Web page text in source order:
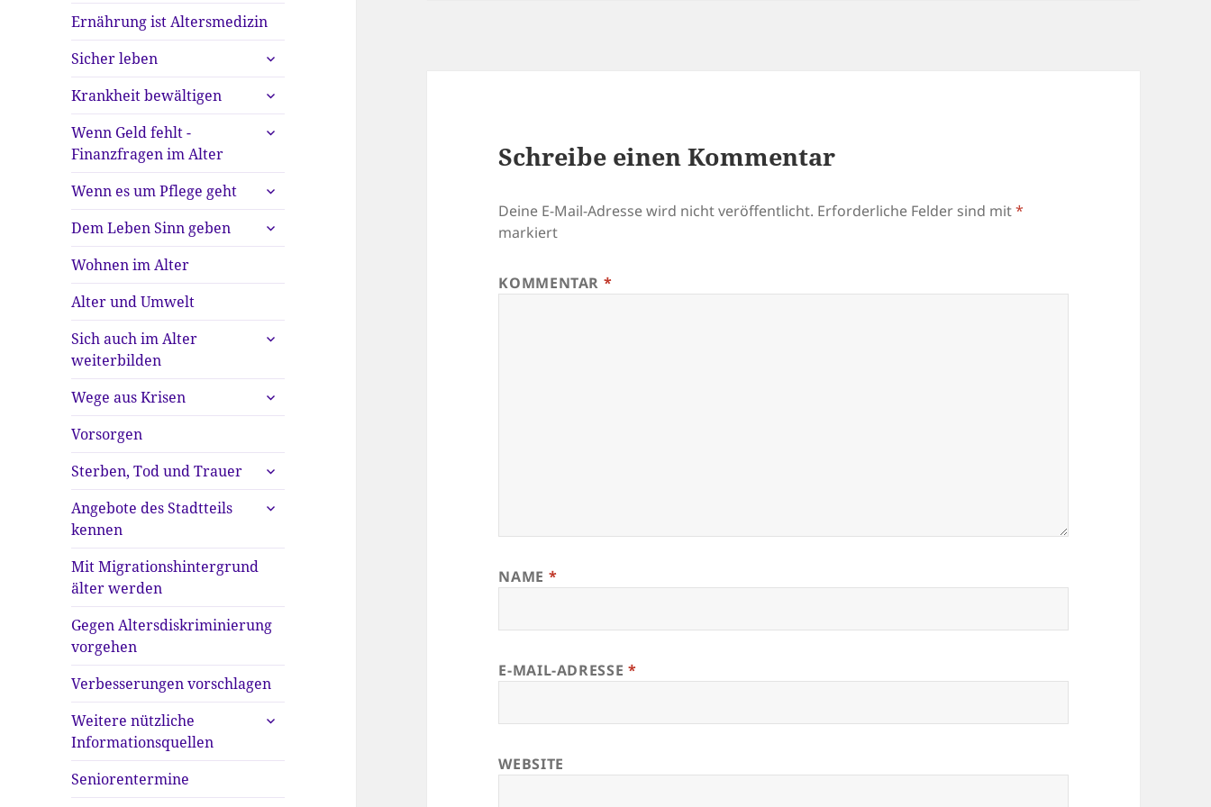
Ernährung ist Altersmedizin
Sicher leben
untermenü
anzeigen
Krankheit bewältigen
untermenü
anzeigen
Wenn Geld fehlt -
Finanzfragen im Alter
untermenü
Wenn es um Pflege geht
untermenü
anzeigen
Dem Leben Sinn geben
untermenü
anzeigen
Wohnen im Alter
Alter und Umwelt
Sich auch im Alter
weiterbilden
untermenü
Wege aus Krisen
untermenü
anzeigen
Vorsorgen
Sterben, Tod und Trauer
untermenü
anzeigen
Angebote des Stadtteils
kennen
untermenü
Mit Migrationshintergrund
älter werden
Gegen Altersdiskriminierung
vorgehen
Verbesserungen vorschlagen
Weitere nützliche
Informationsquellen
untermenü
Seniorentermine
Schreibe einen Kommentar
Deine E-Mail-Adresse wird nicht veröffentlicht. Erforderliche Felder sind mit*
markiert
KOMMENTAR *
NAME *
E-MAIL-ADRESSE *
WEBSITE